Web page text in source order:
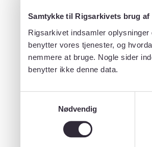
Samtykke til Rigsarkivets brug af
Rigsarkivet indsamler
benytter vores tjenester, og
nemmere at bruge. Nogle sider
benytter ikke denne data.
Nødvendig